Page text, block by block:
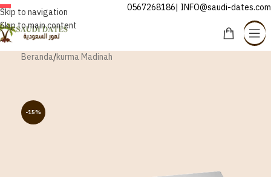
Skip to navigation
Skip to main content
INDONESIA 0567268186| INFO@saudi-dates.com
Beranda/kurma Madinah
-15%